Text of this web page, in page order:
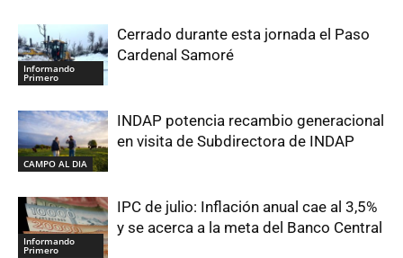
Informando
Primero
Cerrado durante esta jornada el Paso
Cardenal Samoré
CAMPO AL DIA
INDAP potencia recambio generacional
en visita de Subdirectora de INDAP
Informando
Primero
IPC de julio: Inflación anual cae al 3,5%
y se acerca a la meta del Banco Central